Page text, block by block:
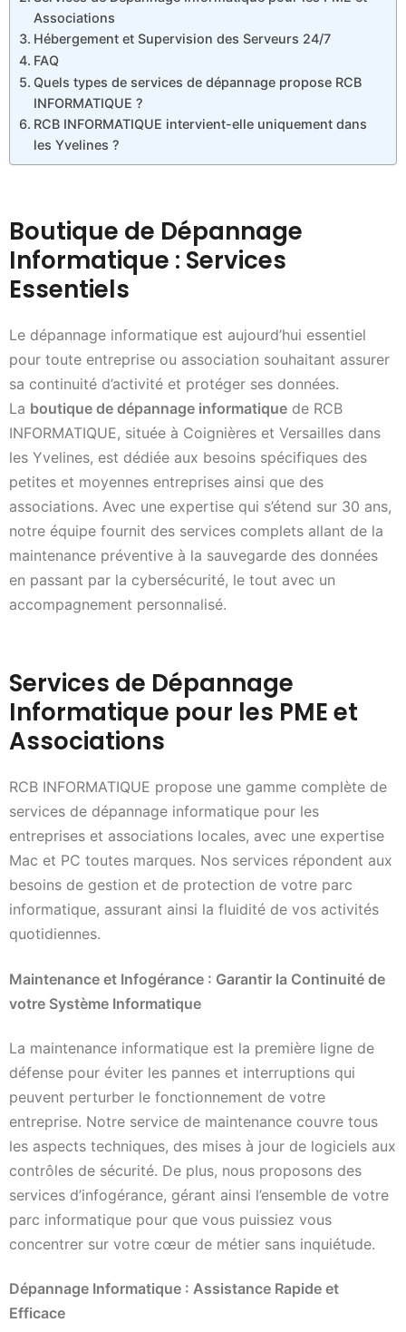
Associations
Hébergement et Supervision des Serveurs 24/7
FAQ
Quels types de services de dépannage propose RCB
INFORMATIQUE ?
RCB INFORMATIQUE intervient-elle uniquement dans
les Yvelines ?
Boutique de Dépannage
Informatique : Services
Essentiels
Le dépannage informatique est aujourd’hui essentiel
pour toute entreprise ou association souhaitant assurer
sa continuité d’activité et protéger ses données.
La boutique de dépannage informatique de RCB
INFORMATIQUE, située à Coignières et Versailles dans
les Yvelines, est dédiée aux besoins spécifiques des
petites et moyennes entreprises ainsi que des
associations. Avec une expertise qui s’étend sur 30 ans,
notre équipe fournit des services complets allant de la
maintenance préventive à la sauvegarde des données
en passant par la cybersécurité, le tout avec un
accompagnement personnalisé.
Services de Dépannage
Informatique pour les PME et
Associations
RCB INFORMATIQUE propose une gamme complète de
services de dépannage informatique pour les
entreprises et associations locales, avec une expertise
Mac et PC toutes marques. Nos services répondent aux
besoins de gestion et de protection de votre parc
informatique, assurant ainsi la fluidité de vos activités
quotidiennes.
Maintenance et Infogérance : Garantir la Continuité de
votre Système Informatique
La maintenance informatique est la première ligne de
défense pour éviter les pannes et interruptions qui
peuvent perturber le fonctionnement de votre
entreprise. Notre service de maintenance couvre tous
les aspects techniques, des mises à jour de logiciels aux
contrôles de sécurité. De plus, nous proposons des
services d’infogérance, gérant ainsi l’ensemble de votre
parc informatique pour que vous puissiez vous
concentrer sur votre cœur de métier sans inquiétude.
Dépannage Informatique : Assistance Rapide et
Efficace